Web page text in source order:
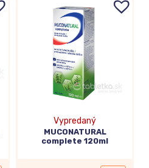
Vypredaný
MUCONATURAL
complete 120ml